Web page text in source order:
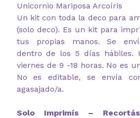
Unicornio Mariposa Arcoíris
Un kit con toda la deco para
(solo deco). Es un kit para
tus propias manos. Se
dentro de los 5 días hábiles.
viernes de 9 -18 horas. No es
No es editable, se envía
agasajado/a.
Solo Imprimís –